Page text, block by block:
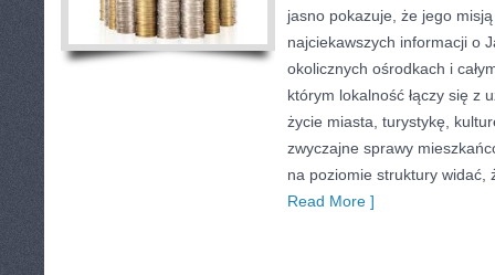
jasno pokazuje, że jego
najciekawszych informacji o
okolicznych ośrodkach i
którym lokalność łączy się z
życie miasta, turystykę,
zwyczajne sprawy
na poziomie struktury widać,
Read More ]